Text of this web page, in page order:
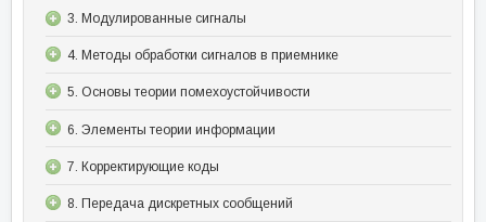
3. Модулированные сигналы
4. Методы обработки сигналов в приемнике
5. Основы теории помехоустойчивости
6. Элементы теории информации
7. Корректирующие коды
8. Передача дискретных сообщений